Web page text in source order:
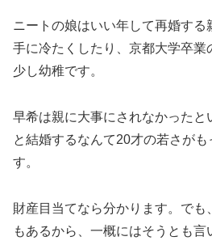
ニートの娘はいい年して再婚する
手に冷たくしたり、京都大学卒業
少し幼稚です。
早希は親に大事にされなかったと
と結婚するなんて20才の若さがも
す。
財産目当てなら分かります。でも
もあるから、一概にはそうとも言